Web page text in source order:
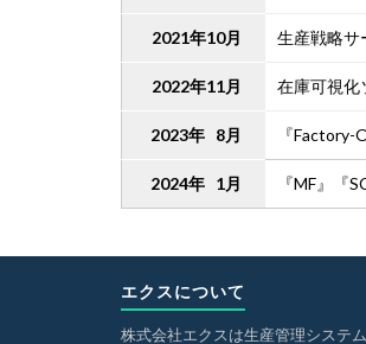
2021年10月 生産戦略サ
2022年11月 在庫可視化
2023年 8月 『Factory-
2024年 1月 『MF』『
エクスについて
株式会社エクスは生産管理システム